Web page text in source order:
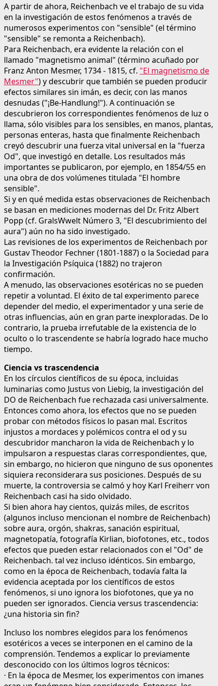
A partir de ahora, Reichenbach ve el trabajo de su vida
en la investigación de estos fenómenos a través de
numerosos experimentos con "sensible" (el término
"sensible" se remonta a Reichenbach).
Para Reichenbach, era evidente la relación con el
llamado "magnetismo animal" (término acuñado por
Franz Anton Mesmer, 1734 - 1815, cf. "El magnetismo de
Mesmer") y descubrir que también se pueden producir
efectos similares sin imán, es decir, con las manos
desnudas ("¡Be-Handlung!"). A continuación se
descubrieron los correspondientes fenómenos de luz o
llama, sólo visibles para los sensibles, en manos, plantas,
personas enteras, hasta que finalmente Reichenbach
creyó descubrir una fuerza vital universal en la "fuerza
Od", que investigó en detalle. Los resultados más
importantes se publicaron, por ejemplo, en 1854/55 en
una obra de dos volúmenes titulada "El hombre
sensible".
Si y en qué medida estas observaciones de Reichenbach
se basan en mediciones modernas del Dr. Fritz Albert
Popp (cf. GralsWwelt Número 3, "El descubrimiento del
aura") aún no ha sido investigado.
Las revisiones de los experimentos de Reichenbach por
Gustav Theodor Fechner (1801-1887) o la Sociedad para
la Investigación Psíquica (1882) no trajeron
confirmación.
A menudo, las observaciones esotéricas no se pueden
repetir a voluntad. El éxito de tal experimento parece
depender del medio, el experimentador y una serie de
otras influencias, aún en gran parte inexploradas. De lo
contrario, la prueba irrefutable de la existencia de lo
oculto o lo trascendente se habría logrado hace mucho
tiempo.
Ciencia vs trascendencia
En los círculos científicos de su época, incluidas
luminarias como Justus von Liebig, la investigación del
DO de Reichenbach fue rechazada casi universalmente.
Entonces como ahora, los efectos que no se pueden
probar con métodos físicos lo pasan mal. Escritos
injustos a mordaces y polémicos contra el od y su
descubridor mancharon la vida de Reichenbach y lo
impulsaron a respuestas claras correspondientes, que,
sin embargo, no hicieron que ninguno de sus oponentes
siquiera reconsiderara sus posiciones. Después de su
muerte, la controversia se calmó y hoy Karl Freiherr von
Reichenbach casi ha sido olvidado.
Si bien ahora hay cientos, quizás miles, de escritos
(algunos incluso mencionan el nombre de Reichenbach)
sobre aura, orgón, shakras, sanación espiritual,
magnetopatía, fotografía Kirlian, biofotones, etc., todos
efectos que pueden estar relacionados con el "Od" de
Reichenbach. tal vez incluso idénticos. Sin embargo,
como en la época de Reichenbach, todavía falta la
evidencia aceptada por los científicos de estos
fenómenos, si uno ignora los biofotones, que ya no
pueden ser ignorados. Ciencia versus trascendencia:
¿una historia sin fin?
Incluso los nombres elegidos para los fenómenos
esotéricos a veces se interponen en el camino de la
comprensión. Tendemos a explicar lo previamente
desconocido con los últimos logros técnicos:
· En la época de Mesmer, los experimentos con imanes